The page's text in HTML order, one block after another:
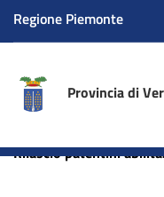
Regione Piemonte
Provincia di
Rilascio patentini